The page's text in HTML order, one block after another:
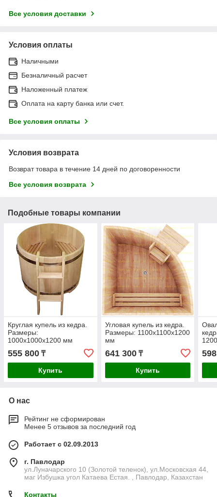
Все условия доставки
Условия оплаты
Наличными
Безналичный расчет
Наложенный платеж
Оплата на карту банка или счет.
Все условия оплаты
Условия возврата
Возврат товара в течение 14 дней по договоренности
Все условия возврата
Подобные товары компании
Круглая купель из кедра.
Размеры:
1000х1000х1200 мм
555 800 ₸
Купить
Угловая купель из кедра.
Размеры: 1100х1100х1200
мм
641 300₸
Купить
О нас
Рейтинг не сформирован
Менее 5 отзывов за последний год
Работает с 02.09.2013
г. Павлодар
ул.Луначарского 10 (Золотой теленок), ул.Московская 44,
маг Избушка угол Катаева Естая. , Павлодар, Казахстан
Контакты